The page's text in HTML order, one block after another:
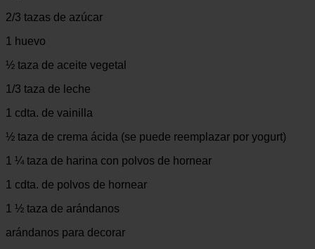
2/3 tazas de azúcar
1 huevo
½ taza de aceite vegetal
1/3 taza de leche
1 cdta. de vainilla
½ taza de crema ácida (se puede reemplazar por yogurt)
1 ¼ taza de harina con polvos de hornear
1 cdta. de polvos de hornear
1 ½ taza de arándanos
arándanos para decorar